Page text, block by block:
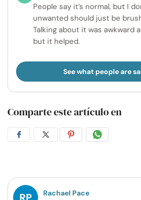
People say it’s normal, but I
unwanted should just be
Talking about it was awkward
but it helped.
See what people are
Comparte este artículo en
CompartirCompartirCompartirCompartir
Rachael Pace